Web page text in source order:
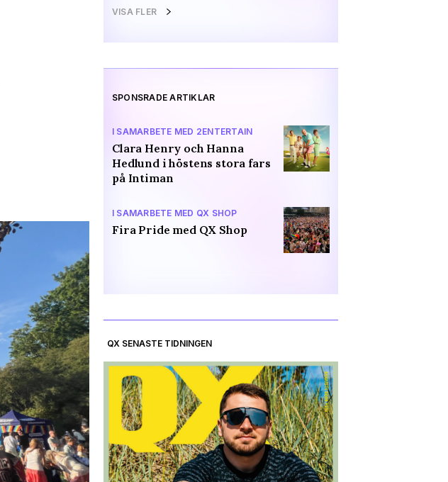
VISA FLER
SPONSRADE ARTIKLAR
I SAMARBETE MED 2ENTERTAIN
Clara Henry och Hanna
Hedlund i höstens stora fars
på Intiman
I SAMARBETE MED QX SHOP
Fira Pride med QX Shop
QX SENASTE TIDNINGEN